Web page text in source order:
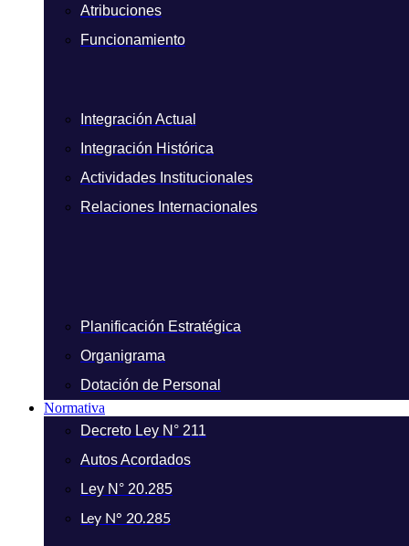
Atribuciones
Funcionamiento
Integración Actual
Integración Histórica
Actividades Institucionales
Relaciones Internacionales
Planificación Estratégica
Organigrama
Dotación de Personal
Normativa
Decreto Ley N° 211
Autos Acordados
Ley N° 20.285
Ley N° 20.285